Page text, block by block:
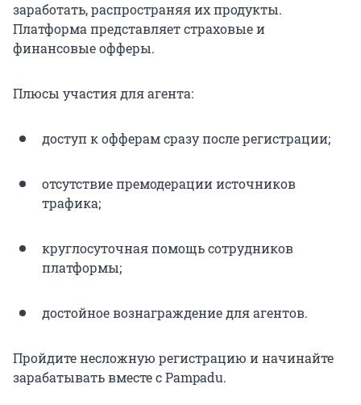
заработать, распространяя их продукты.
Платформа представляет страховые и
финансовые офферы.
Плюсы участия для агента:
доступ к офферам сразу после регистрации;
отсутствие премодерации источников
трафика;
круглосуточная помощь сотрудников
платформы;
достойное вознаграждение для агентов.
Пройдите несложную регистрацию и начинайте
зарабатывать вместе с Pampadu.